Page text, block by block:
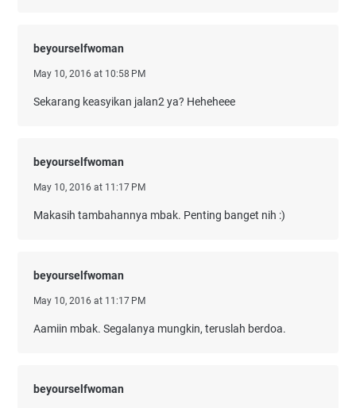
beyourselfwoman
May 10, 2016 at 10:58 PM
Sekarang keasyikan jalan2 ya? Heheheee
beyourselfwoman
May 10, 2016 at 11:17 PM
Makasih tambahannya mbak. Penting banget nih :)
beyourselfwoman
May 10, 2016 at 11:17 PM
Aamiin mbak. Segalanya mungkin, teruslah berdoa.
beyourselfwoman